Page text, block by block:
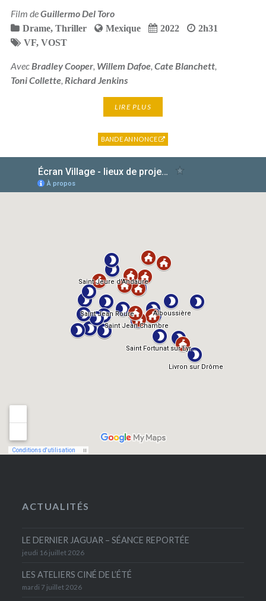
Film deGuillermo Del Toro
Drame, Thriller Mexique 2022
2h31
VF, VOST
AvecBradley Cooper, Willem Dafoe, Cate Blanchett,
Toni Collette, Richard Jenkins
LIRE PLUS
BANDE ANNONCE
ACTUALITÉS
LE DERNIER JAGUAR – SÉANCE REPORTÉE
jeudi 16 juillet 2026
LES ATELIERS CINÉ DE L’ÉTÉ
mardi 7 juillet 2026